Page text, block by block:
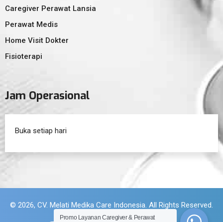
Caregiver Perawat Lansia
Perawat Medis
Home Visit Dokter
Fisioterapi
Jam Operasional
Buka setiap hari
© 2026, CV. Melati Medika Care Indonesia. All Rights Reserved.
Promo Layanan Caregiver & Perawat